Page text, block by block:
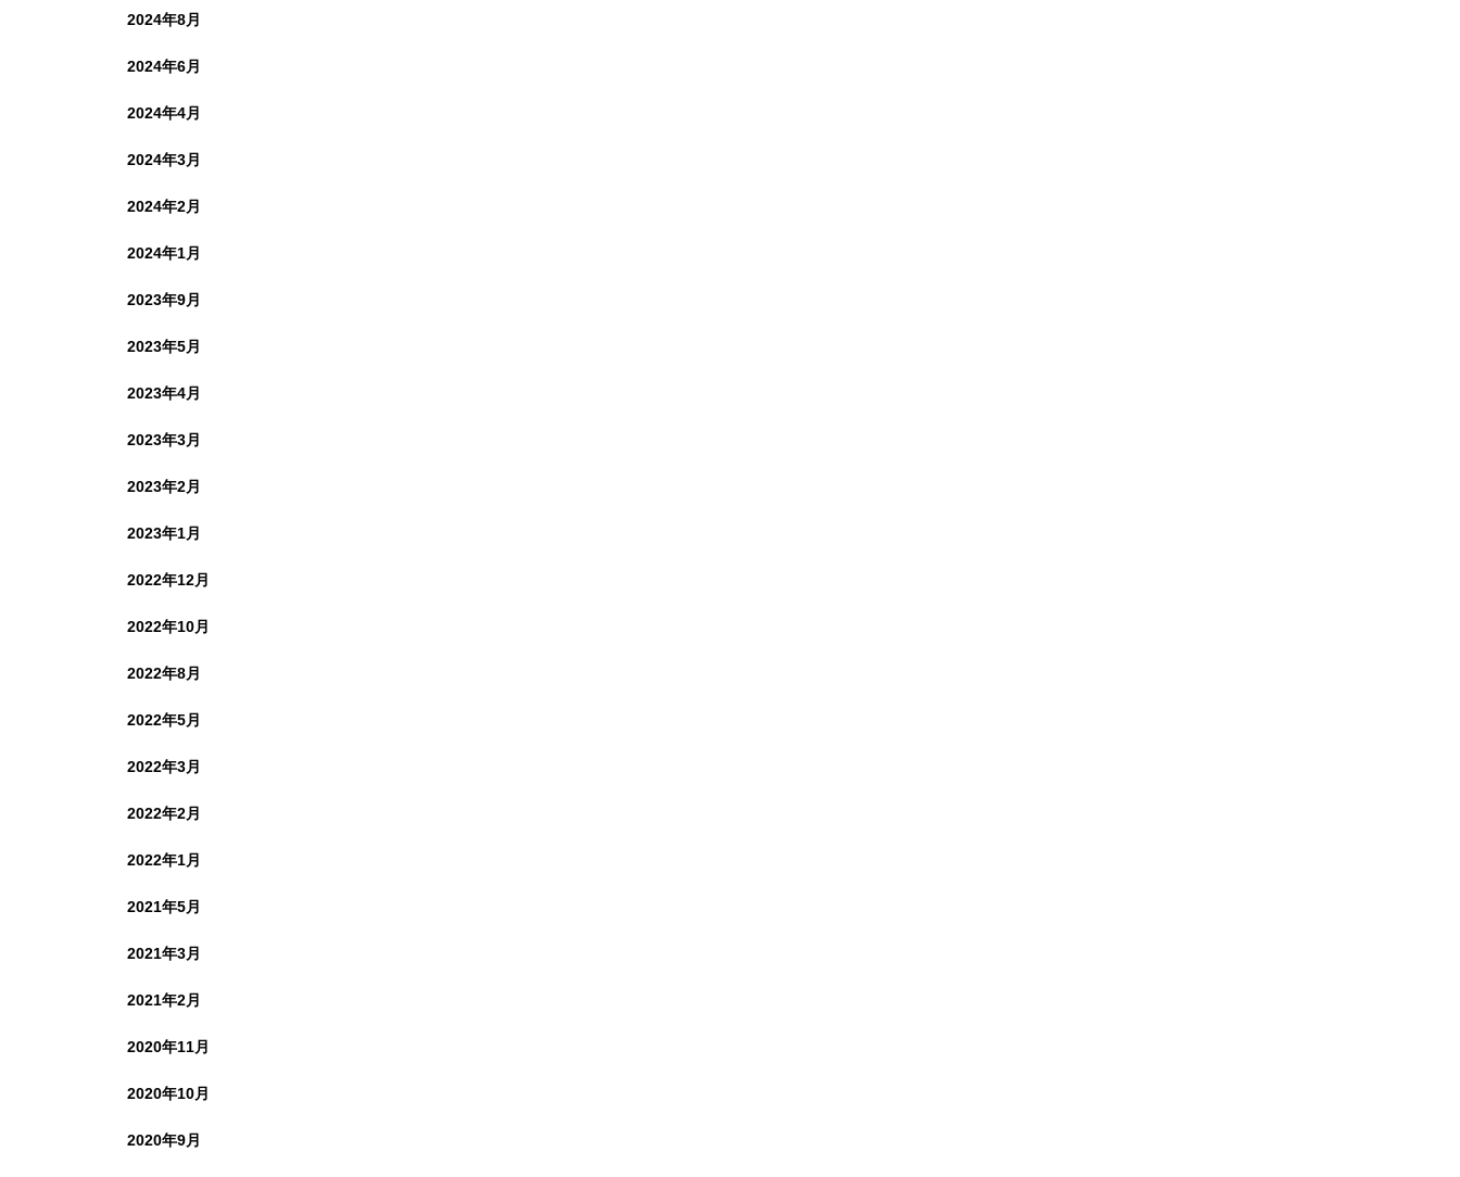
2024年8月
2024年6月
2024年4月
2024年3月
2024年2月
2024年1月
2023年9月
2023年5月
2023年4月
2023年3月
2023年2月
2023年1月
2022年12月
2022年10月
2022年8月
2022年5月
2022年3月
2022年2月
2022年1月
2021年5月
2021年3月
2021年2月
2020年11月
2020年10月
2020年9月